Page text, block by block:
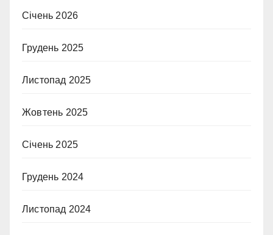
Січень 2026
Грудень 2025
Листопад 2025
Жовтень 2025
Січень 2025
Грудень 2024
Листопад 2024